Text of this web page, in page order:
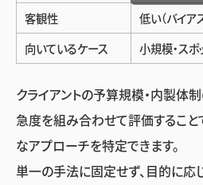
客観性
低い（バイア
向いているケース
小規模・スポ
クライアントの予算規模・内製体
急度を組み合わせて評価すること
なアプローチを特定できます。
単一の手法に固定せず、目的に